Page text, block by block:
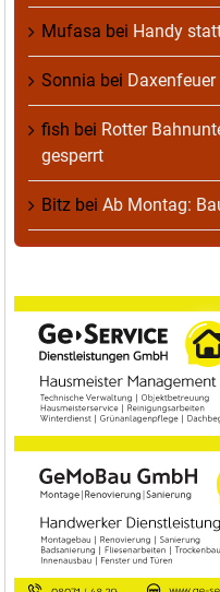
Mufasa bei Handy
Sonnia bei
fish bei Rotter
gesperrt
Bitz bei Ab Montag: